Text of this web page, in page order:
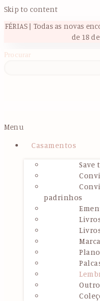
Skip to content
FÉRIAS | Todas as novas
de 18
Procurar
Menu
Casamentos
Save
padrinhos